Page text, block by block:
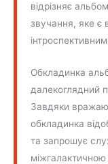
відрізняє
звучання, яке є
Обкладинка
далекоглядний
Завдяки
обкладинка
та запрошує